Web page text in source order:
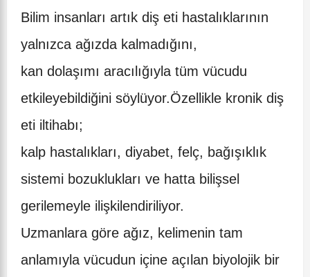
Bilim insanları artık diş eti hastalıklarının
yalnızca ağızda kalmadığını,
kan dolaşımı aracılığıyla tüm vücudu
etkileyebildiğini söylüyor.Özellikle kronik diş
eti iltihabı;
kalp hastalıkları, diyabet, felç, bağışıklık
sistemi bozuklukları ve hatta bilişsel
gerilemeyle ilişkilendiriliyor.
Uzmanlara göre ağız, kelimenin tam
anlamıyla vücudun içine açılan biyolojik bir